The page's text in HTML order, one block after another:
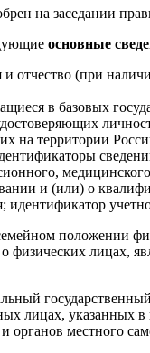
на заседании
основные
(при
в базовых
на территории
и (или) о
идентификатор
положении
физических лицах,
лицах,
органов местного